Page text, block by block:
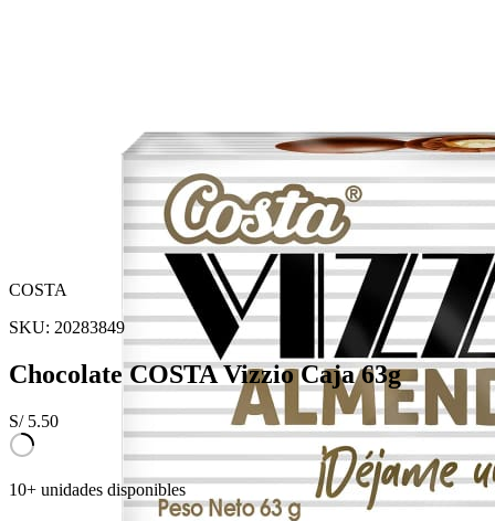
COSTA
SKU: 20283849
Chocolate COSTA Vizzio Caja 63g
S/ 5.50
10+ unidades disponibles